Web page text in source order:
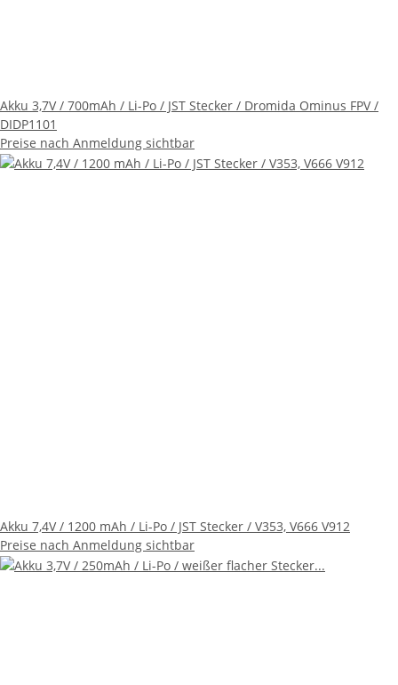
Akku 3,7V / 700mAh / Li-Po / JST Stecker / Dromida Ominus FPV /
DIDP1101
Preise nach Anmeldung sichtbar
Akku 7,4V / 1200 mAh / Li-Po / JST Stecker / V353, V666 V912
Preise nach Anmeldung sichtbar